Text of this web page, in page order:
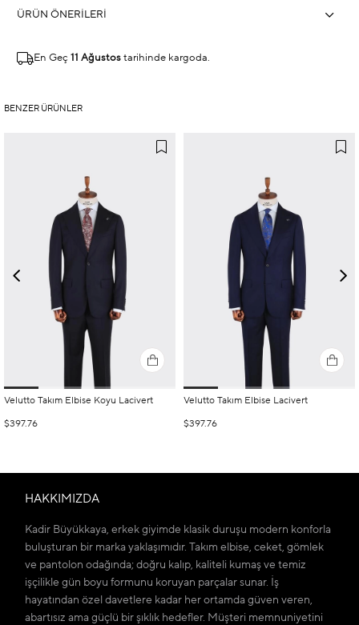
ÜRÜN ÖNERILERI
En Geç 11 Ağustos tarihinde kargoda.
BENZER ÜRÜNLER
Velutto Takım Elbise Koyu Lacivert
$397.76
Velutto Takım Elbise Lacivert
$397.76
HAKKIMIZDA
Kadir Büyükkaya, erkek giyimde klasik duruşu modern konforla
buluşturan bir marka yaklaşımıdır. Takım elbise, ceket, gömlek
ve pantolon odağında; doğru kalıp, kaliteli kumaş ve temiz
işçilikle gün boyu formunu koruyan parçalar sunar. İş
hayatından özel davetlere kadar her ortamda güven veren,
abartısız ama güçlü bir şıklık hedefler. Müşteri memnuniyetini